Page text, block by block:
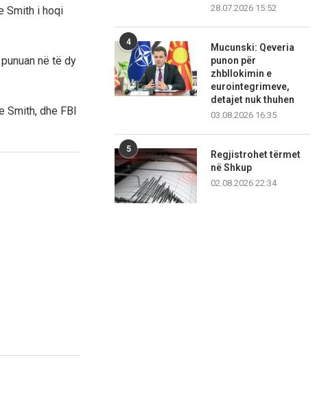
Smith i hoqi
në të dy
dhe FBI
28.07.2026 15:52
4
Mucunski: Qeveria
punon për
zhbllokimin e
eurointegrimeve,
detajet nuk thuhen
03.08.2026 16:35
5
Regjistrohet tërmet
në Shkup
02.08.2026 22:34